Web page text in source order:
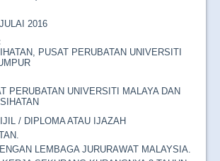
2016
PUSAT PERUBATAN UNIVERSITI
PERUBATAN UNIVERSITI MALAYA DAN
/ DIPLOMA ATAU IJAZAH
LEMBAGA JURURAWAT MALAYSIA.